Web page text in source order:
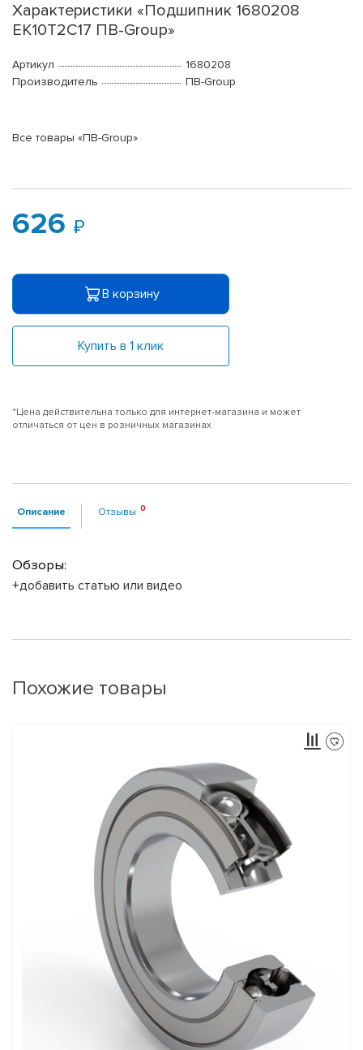
Характеристики «Подшипник 1680208
ЕК10Т2С17 ПВ-Group»
Артикул
1680208
Производитель
ПВ-Group
Все товары «ПВ-Group»
626
В корзину
Купить в 1 клик
*Цена действительна только для интернет-магазина и может
отличаться от цен в розничных магазинах
Описание Отзывы
Обзоры:
+добавить статью или видео
Похожие товары